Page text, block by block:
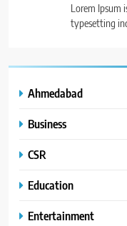
Lorem Ipsum
typesetting
Ahmedabad
Business
CSR
Education
Entertainment